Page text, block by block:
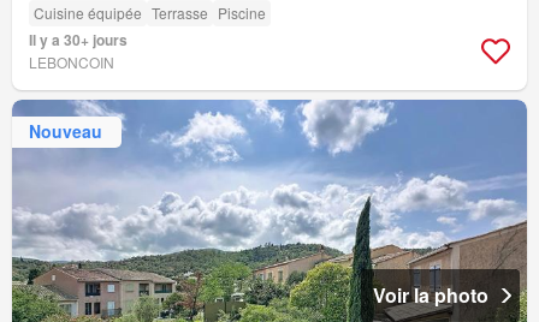
Cuisine équipée Terrasse Piscine
Il y a 30+ jours
LEBONCOIN
Nouveau
Voir la photo